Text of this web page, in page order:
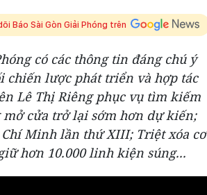
Báo Sài Gòn Giải Phóng trên
có các thông tin đáng chú ý
chiến lược phát triển và hợp tác
Lê Thị Riêng phục vụ tìm kiếm
cửa trở lại sớm hơn dự kiến;
Minh lần thứ XIII; Triệt xóa cơ
hơn 10.000 linh kiện súng...